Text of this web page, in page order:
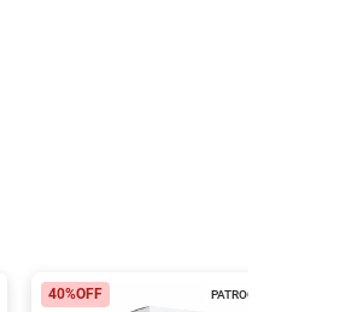
PATROCINADO
40%OFF